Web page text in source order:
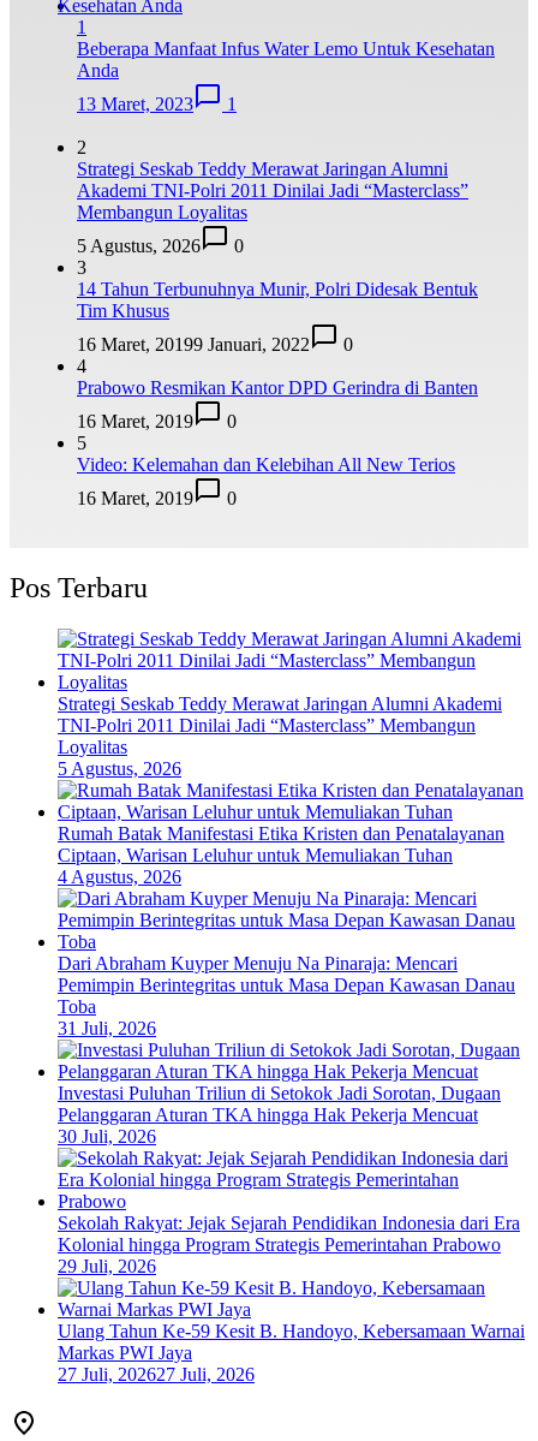
1
Beberapa Manfaat Infus Water Lemo Untuk Kesehatan
Anda
13 Maret, 2023
1
2
Strategi Seskab Teddy Merawat Jaringan Alumni
Akademi TNI-Polri 2011 Dinilai Jadi “Masterclass”
Membangun Loyalitas
5 Agustus, 2026
0
3
14 Tahun Terbunuhnya Munir, Polri Didesak Bentuk
Tim Khusus
16 Maret, 20199 Januari, 2022
0
4
Prabowo Resmikan Kantor DPD Gerindra di Banten
16 Maret, 2019
0
5
Video: Kelemahan dan Kelebihan All New Terios
16 Maret, 2019
0
Pos Terbaru
Strategi Seskab Teddy Merawat Jaringan Alumni Akademi
TNI-Polri 2011 Dinilai Jadi “Masterclass” Membangun
Loyalitas
5 Agustus, 2026
Rumah Batak Manifestasi Etika Kristen dan Penatalayanan
Ciptaan, Warisan Leluhur untuk Memuliakan Tuhan
4 Agustus, 2026
Dari Abraham Kuyper Menuju Na Pinaraja: Mencari
Pemimpin Berintegritas untuk Masa Depan Kawasan Danau
Toba
31 Juli, 2026
Investasi Puluhan Triliun di Setokok Jadi Sorotan, Dugaan
Pelanggaran Aturan TKA hingga Hak Pekerja Mencuat
30 Juli, 2026
Sekolah Rakyat: Jejak Sejarah Pendidikan Indonesia dari Era
Kolonial hingga Program Strategis Pemerintahan Prabowo
29 Juli, 2026
Ulang Tahun Ke-59 Kesit B. Handoyo, Kebersamaan Warnai
Markas PWI Jaya
27 Juli, 202627 Juli, 2026